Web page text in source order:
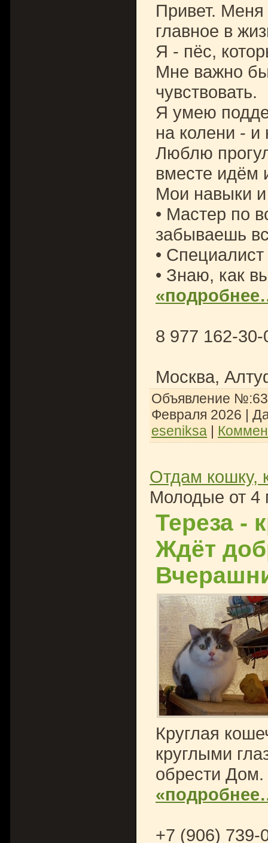
Привет.
главное в
Я - пёс,
Мне важно
чувствовать.
Я умею
на колени - и
Люблю
вместе идём
Мои навыки
• Мастер по
забываешь
•
• Знаю, как
8 977 162-30-
Москва,
Объявление
Февраля 2026 |
eseniksa |
Отдам кошку,
Молодые от 4
Тереза -
Ждёт
Круглая
круглыми
обрести Дом.
+7 (906)